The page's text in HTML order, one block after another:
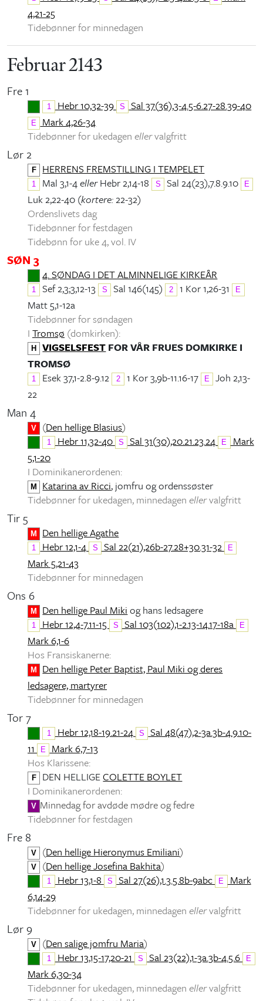
4,21-25
Tidebønner for minnedagen
Februar 2143
Fre 1
1 Hebr 10,32-39 S Sal 37(36),3-4.5-6.27-28.39-40
E
Mark 4,26-34
Tidebønner for ukedagen ellervalgfritt
Lør 2
F HERRENS FREMSTILLING I TEMPELET
1 Mal 3,1-4ellerHebr 2,14-18 S Sal 24(23),7.8.9.10 E
Luk 2,22-40 (kortere:22-32)
Ordenslivets dag
Tidebønner for festdagen
Tidebønn for uke 4, vol. IV
SØN 3
4. SØNDAG I DET ALMINNELIGE KIRKEÅR
1 Sef 2,3;3,12-13 S Sal 146(145) 2 1 Kor 1,26-31 E
Matt 5,1-12a
Tidebønner for søndagen
I Tromsø (domkirken):
H VIGSELSFEST FOR VÅR FRUES DOMKIRKE I
TROMSØ
1 Esek 37,1-2.8-9.12 2 1 Kor 3,9b-11.16-17 E
Joh 2,13-
22
Man 4
V (Den hellige Blasius)
1 Hebr 11,32-40 S Sal 31(30),20.21.23.24 E Mark
5,1-20
I Dominikanerordenen:
M Katarina av Ricci, jomfru og ordenssøster
Tidebønner for ukedagen, minnedagen ellervalgfritt
Tir 5
M Den hellige Agathe
1 Hebr 12,1-4 S Sal 22(21),26b-27.28+30.31-32 E
Mark 5,21-43
Tidebønner for minnedagen
Ons 6
M Den hellige Paul Miki og hans ledsagere
1 Hebr 12,4-7.11-15 S Sal 103(102),1-2.13-14.17-18a E
Mark 6,1-6
Hos Fransiskanerne:
M
Den hellige Peter Baptist, Paul Miki og deres
ledsagere, martyrer
Tidebønner for minnedagen
Tor 7
1 Hebr 12,18-19.21-24 S
Sal 48(47),2-3a.3b-4.9.10-
11
E
Mark 6,7-13
Hos Klarissene:
F DEN HELLIGECOLETTE BOYLET
I Dominikanerordenen:
V Minnedag for avdøde mødre og fedre
Tidebønner for festdagen
Fre 8
V (Den hellige Hieronymus Emiliani)
V (Den hellige Josefina Bakhita)
1 Hebr 13,1-8 S Sal 27(26),1.3.5.8b-9abc E Mark
6,14-29
Tidebønner for ukedagen, minnedagen ellervalgfritt
Lør 9
V (Den salige jomfru Maria)
1 Hebr 13,15-17,20-21 S Sal 23(22),1-3a.3b-4.5.6 E
Mark 6,30-34
Tidebønner for ukedagen, minnedagen ellervalgfritt